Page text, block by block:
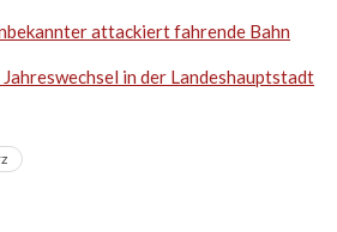
attackiert fahrende Bahn
in der Landeshauptstadt